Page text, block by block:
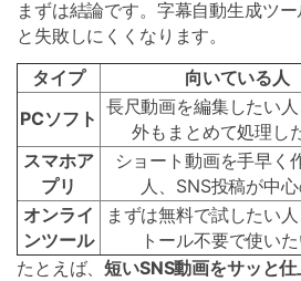
まずは結論です。字幕自動生成ツ
と失敗しにくくなります。
タイプ
向いている人
PCソフト
長尺動画を編集したい
外もまとめて処理し
スマホア
プリ
ショート動画を手早く
人、SNS投稿が中
オンライ
ンツール
まずは無料で試したい
トール不要で使い
たとえば、短いSNS動画をサッと